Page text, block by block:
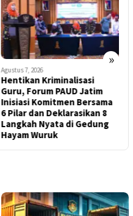
»
Agustus 7, 2026
Hentikan Kriminalisasi
Guru, Forum PAUD Jatim
Inisiasi Komitmen Bersama
6 Pilar dan Deklarasikan 8
Langkah Nyata di Gedung
Hayam Wuruk